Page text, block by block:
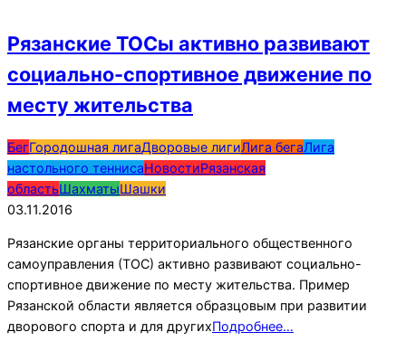
Рязанские ТОСы активно развивают
социально-спортивное движение по
месту жительства
2016-
11-
03
БегГородошная лигаДворовые лигиЛига бегаЛига
настольного теннисаНовостиРязанская
областьШахматыШашки
03.11.2016
Рязанские органы территориального общественного
самоуправления (ТОС) активно развивают социально-
спортивное движение по месту жительства. Пример
Рязанской области является образцовым при развитии
дворового спорта и для другихПодробнее…